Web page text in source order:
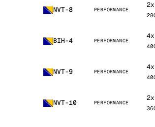
NVT-8 PERFORMANCE
2x
BIH-4 PERFORMANCE
4x
NVT-9 PERFORMANCE
4x
NVT-10 PERFORMANCE
2x